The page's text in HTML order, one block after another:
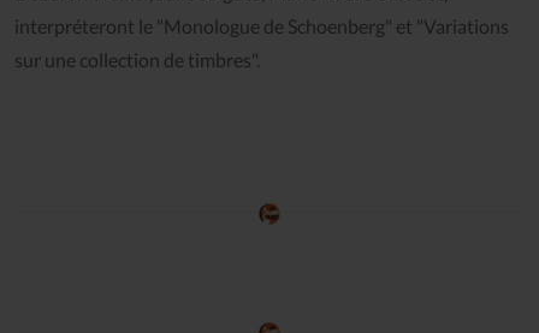
interpréteront le "Monologue de Schoenberg" et "Variations
sur une collection de timbres".